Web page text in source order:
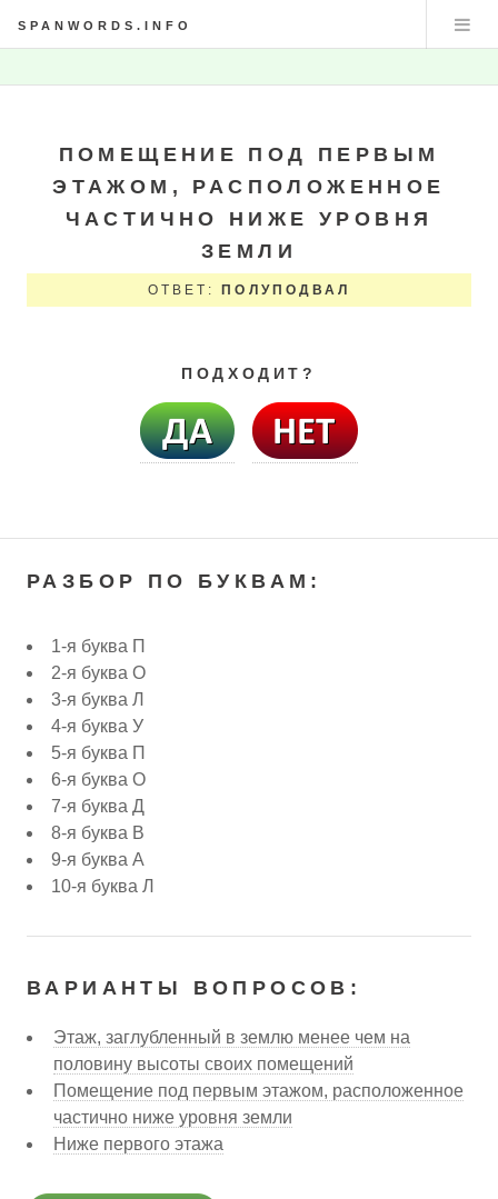
SPANWORDS.INFO
ПОМЕЩЕНИЕ ПОД ПЕРВЫМ
ЭТАЖОМ, РАСПОЛОЖЕННОЕ
ЧАСТИЧНО НИЖЕ УРОВНЯ
ЗЕМЛИ
ОТВЕТ: ПОЛУПОДВАЛ
ПОДХОДИТ?
РАЗБОР ПО БУКВАМ:
1-я буква П
2-я буква О
3-я буква Л
4-я буква У
5-я буква П
6-я буква О
7-я буква Д
8-я буква В
9-я буква А
10-я буква Л
ВАРИАНТЫ ВОПРОСОВ:
Этаж, заглубленный в землю менее чем на
половину высоты своих помещений
Помещение под первым этажом, расположенное
частично ниже уровня земли
Ниже первого этажа